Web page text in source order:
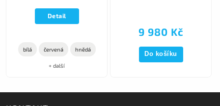
Detail
bílá červená hnědá
+ další
9 980 Kč
Do košíku